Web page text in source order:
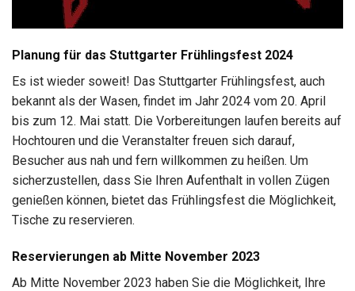
Planung für das Stuttgarter Frühlingsfest 2024
Es ist wieder soweit! Das Stuttgarter Frühlingsfest, auch
bekannt als der Wasen, findet im Jahr 2024 vom 20. April
bis zum 12. Mai statt. Die Vorbereitungen laufen bereits auf
Hochtouren und die Veranstalter freuen sich darauf,
Besucher aus nah und fern willkommen zu heißen. Um
sicherzustellen, dass Sie Ihren Aufenthalt in vollen Zügen
genießen können, bietet das Frühlingsfest die Möglichkeit,
Tische zu reservieren.
Reservierungen ab Mitte November 2023
Ab Mitte November 2023 haben Sie die Möglichkeit, Ihre